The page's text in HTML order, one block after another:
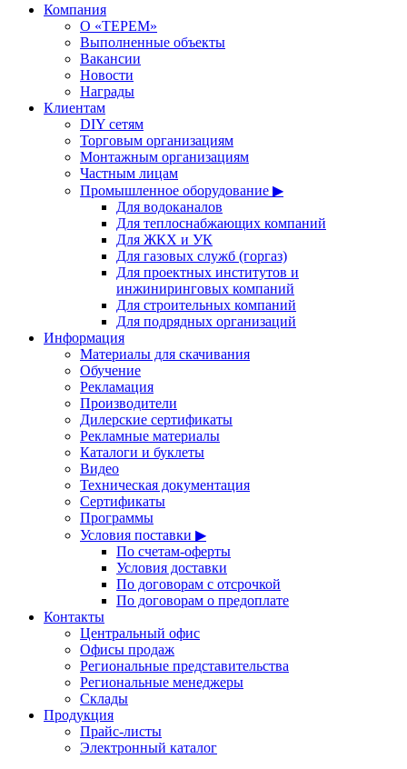
Компания
О «ТЕРЕМ»
Выполненные объекты
Вакансии
Новости
Награды
Клиентам
DIY сетям
Торговым организациям
Монтажным организациям
Частным лицам
Промышленное оборудование ▶
Для водоканалов
Для теплоснабжающих компаний
Для ЖКХ и УК
Для газовых служб (горгаз)
Для проектных институтов и
инжиниринговых компаний
Для строительных компаний
Для подрядных организаций
Информация
Материалы для скачивания
Обучение
Рекламация
Производители
Дилерские сертификаты
Рекламные материалы
Каталоги и буклеты
Видео
Техническая документация
Сертификаты
Программы
Условия поставки ▶
По счетам-оферты
Условия доставки
По договорам с отсрочкой
По договорам о предоплате
Контакты
Центральный офис
Офисы продаж
Региональные представительства
Региональные менеджеры
Склады
Продукция
Прайс-листы
Электронный каталог